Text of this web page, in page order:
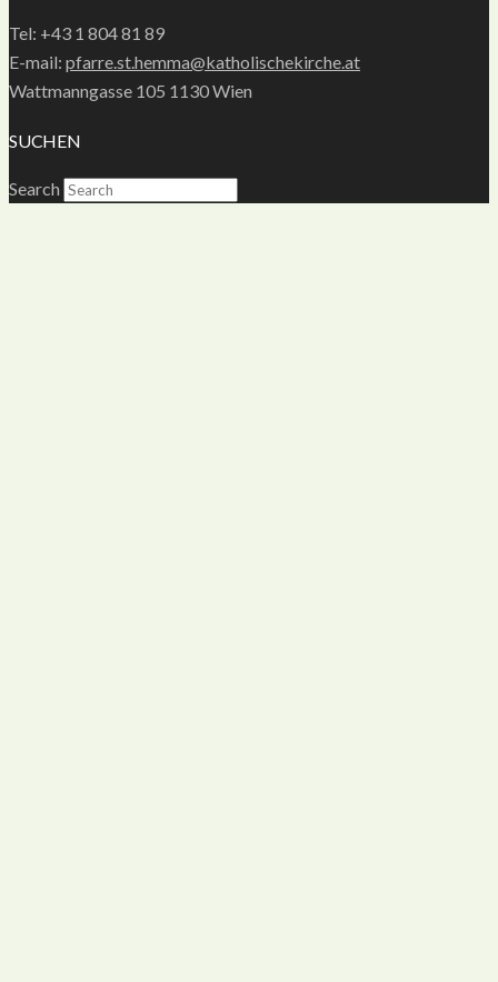
Tel: +43 1 804 81 89
E-mail: pfarre.st.hemma@katholischekirche.at
Wattmanngasse 105 1130 Wien
SUCHEN
Search